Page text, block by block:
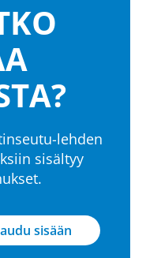
lehden
sisältyy
sisään